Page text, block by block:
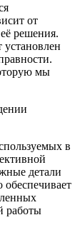
от
решения.
мы
в
детали
работы